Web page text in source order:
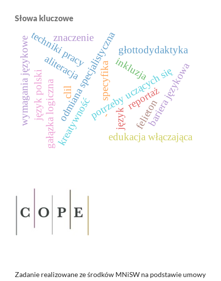
Słowa kluczowe
język
odmiana specjalistycznapotrzeby uczących się
kreatywność
clil
edukacja włączająca
inkluzja
techniki pracy
bariera językowa
gałązka logiczna
język polski
głottodydaktyka
specyfika
wymagania językowe reportaż
felieton
znaczenie
aliteracja
-
Zadanie realizowane ze środków MNiSW na podstawie umowy